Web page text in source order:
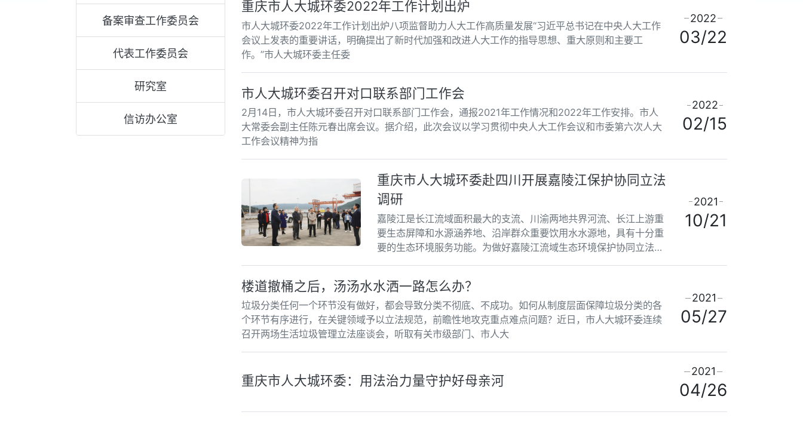
备案审查工作委员会
代表工作委员会
研究室
信访办公室
重庆市人大城环委2022年工作计划出炉
市人大城环委2022年工作计划出炉八项监督助力人大工作高质量发展“习近平总书记在中央人大工作
会议上发表的重要讲话，明确提出了新时代加强和改进人大工作的指导思想、重大原则和主要工
作。”市人大城环委主任委
2022
03/22
市人大城环委召开对口联系部门工作会
2月14日，市人大城环委召开对口联系部门工作会，通报2021年工作情况和2022年工作安排。市人
大常委会副主任陈元春出席会议。据介绍，此次会议以学习贯彻中央人大工作会议和市委第六次人大
工作会议精神为指
2022
02/15
重庆市人大城环委赴四川开展嘉陵江保护协同立法
调研
嘉陵江是长江流域面积最大的支流、川渝两地共界河流、长江上游重
要生态屏障和水源涵养地、沿岸群众重要饮用水水源地，具有十分重
要的生态环境服务功能。为做好嘉陵江流域生态环境保护协同立法工
2021
10/21
楼道撤桶之后，汤汤水水洒一路怎么办？
垃圾分类任何一个环节没有做好，都会导致分类不彻底、不成功。如何从制度层面保障垃圾分类的各
个环节有序进行，在关键领域予以立法规范，前瞻性地攻克重点难点问题？近日，市人大城环委连续
召开两场生活垃圾管理立法座谈会，听取有关市级部门、市人大
2021
05/27
重庆市人大城环委：用法治力量守护好母亲河
2021
04/26